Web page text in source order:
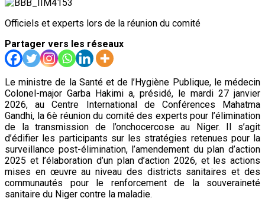
Officiels et experts lors de la réunion du comité
Partager vers les réseaux
Le ministre de la Santé et de l’Hygiène Publique, le médecin
Colonel-major Garba Hakimi a, présidé, le mardi 27 janvier
2026, au Centre International de Conférences Mahatma
Gandhi, la 6è réunion du comité des experts pour l’élimination
de la transmission de l’onchocercose au Niger. Il s’agit
d’édifier les participants sur les stratégies retenues pour la
surveillance post-élimination, l’amendement du plan d’action
2025 et l’élaboration d’un plan d’action 2026, et les actions
mises en œuvre au niveau des districts sanitaires et des
communautés pour le renforcement de la souveraineté
sanitaire du Niger contre la maladie.